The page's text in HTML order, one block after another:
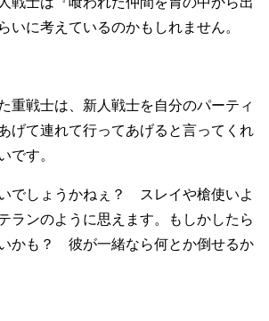
いに考えているのかもしれません。
重戦士は、新人戦士を自分のパーティ
げて連れて行ってあげると言ってくれ
です。
でしょうかねぇ？ スレイや槍使いよ
ランのように思えます。もしかしたら
かも？ 彼が一緒なら何とか倒せるか